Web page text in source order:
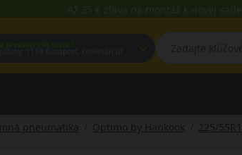
Až 35 € zľava na montáž k novej
pneumatika Optimo by Hankook 225/55R18